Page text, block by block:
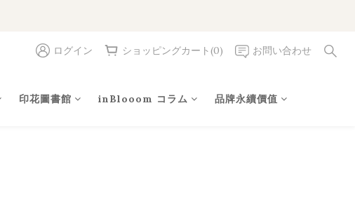
ログイン ショッピングカート(0) お問い合わせ
印花圖書館 inBlooom コラム 品牌永續價值